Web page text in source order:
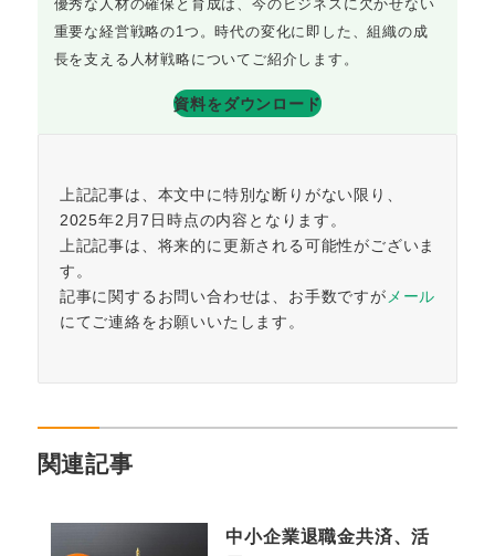
優秀な人材の確保と育成は、今のビジネスに欠かせない
重要な経営戦略の1つ。時代の変化に即した、組織の成
長を支える人材戦略についてご紹介します。
資料をダウンロード
上記記事は、本文中に特別な断りがない限り、
2025年2月7日時点の内容となります。
上記記事は、将来的に更新される可能性がございま
す。
記事に関するお問い合わせは、お手数ですがメール
にてご連絡をお願いいたします。
関連記事
中小企業退職金共済、活